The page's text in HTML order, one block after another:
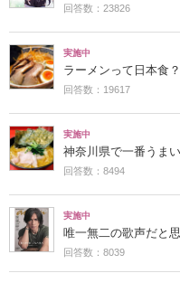
回答数：23826
実施中
ラーメンって日本食
回答数：19617
実施中
神奈川県で一番うま
回答数：8494
実施中
唯一無二の歌声だと
回答数：8039